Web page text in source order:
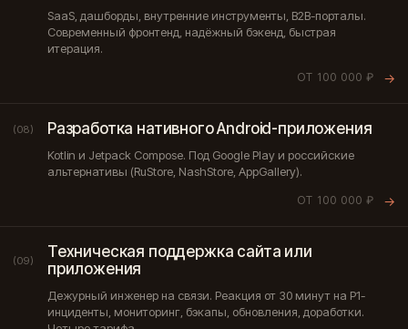
SaaS, дашборды, внутренние инструменты, B2B-порталы.
Современный фронтенд, надёжный бэкенд, быстрая
итерация.
ОТ 100 000 ₽ →
(08) Разработка нативного Android-приложения
Kotlin и Jetpack Compose. Под Google Play и российские
альтернативы (RuStore, NashStore, AppGallery).
ОТ 100 000 ₽ →
(09)
Техническая поддержка сайта или
приложения
Дежурный инженер на связи. Реакция от 30 минут на P1-
инциденты, мониторинг, бэкапы, обновления, доработки.